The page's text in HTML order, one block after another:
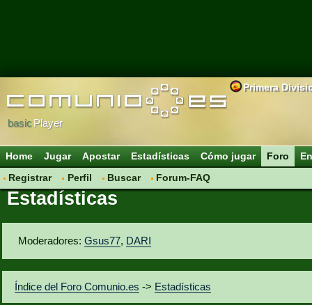
Primera
basicPlayer
Home Jugar Apostar Estadísticas Cómo jugar
Foro
Registrar
Perfil Buscar Forum-FAQ
Estadísticas
Moderadores:Gsus77, DARI
Índice del Foro Comunio.es -> Estadísticas